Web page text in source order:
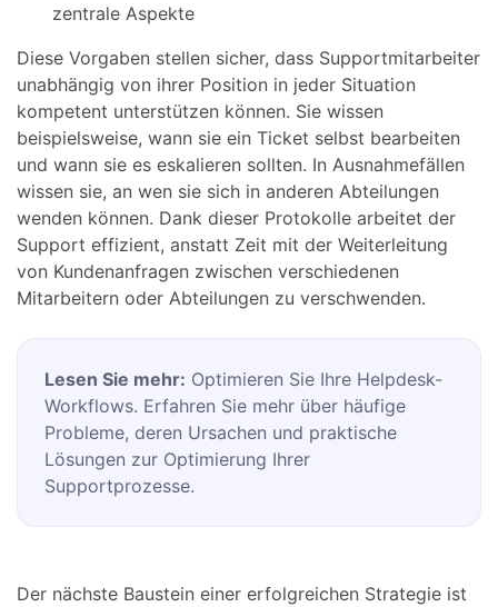
zentrale Aspekte
Diese Vorgaben stellen sicher, dass Supportmitarbeiter
unabhängig von ihrer Position in jeder Situation
kompetent unterstützen können. Sie wissen
beispielsweise, wann sie ein Ticket selbst bearbeiten
und wann sie es eskalieren sollten. In Ausnahmefällen
wissen sie, an wen sie sich in anderen Abteilungen
wenden können. Dank dieser Protokolle arbeitet der
Support effizient, anstatt Zeit mit der Weiterleitung
von Kundenanfragen zwischen verschiedenen
Mitarbeitern oder Abteilungen zu verschwenden.
Lesen Sie mehr: Optimieren Sie Ihre Helpdesk-
Workflows. Erfahren Sie mehr über häufige
Probleme, deren Ursachen und praktische
Lösungen zur Optimierung Ihrer
Supportprozesse.
Der nächste Baustein einer erfolgreichen Strategie ist